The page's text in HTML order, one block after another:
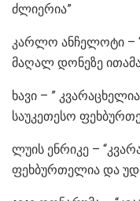
ძლიერია”
კარლო ანჩელოტი –
მაღალ დონეზე
ხავი – ”
საუკეთესო
ლუის ენრიკე –
ფეხბურთელია და